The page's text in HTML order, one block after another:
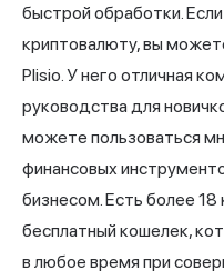
быстрой обработки.
криптовалюту, вы
Plisio. У него отличная
руководства для
можете пользоваться
финансовых
бизнесом. Есть более
бесплатный кошелек,
в любое время при